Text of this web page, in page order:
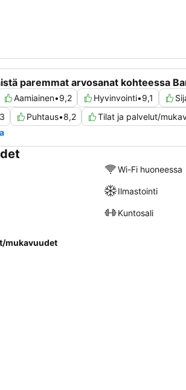
paremmat arvosanat kohteessa
Aamiainen•9,2 Hyvinvointi•9,1
Puhtaus•8,2 Tilat ja palvelut/
Wi-Fi huoneessa
Ilmastointi
Kuntosali
mukavuudet